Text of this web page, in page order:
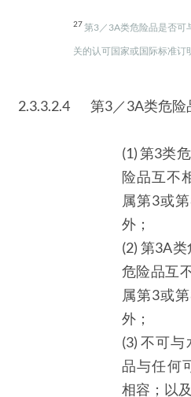
27第3／3A类危险品是否可
关的认可国家或国际标准订
2.3.3.2.4 第3／3A类危险
(1) 第3类
险品互不
属第3或
外；
(2) 第3A
危险品互
属第3或
外；
(3) 不可
品与任何
相容；以及